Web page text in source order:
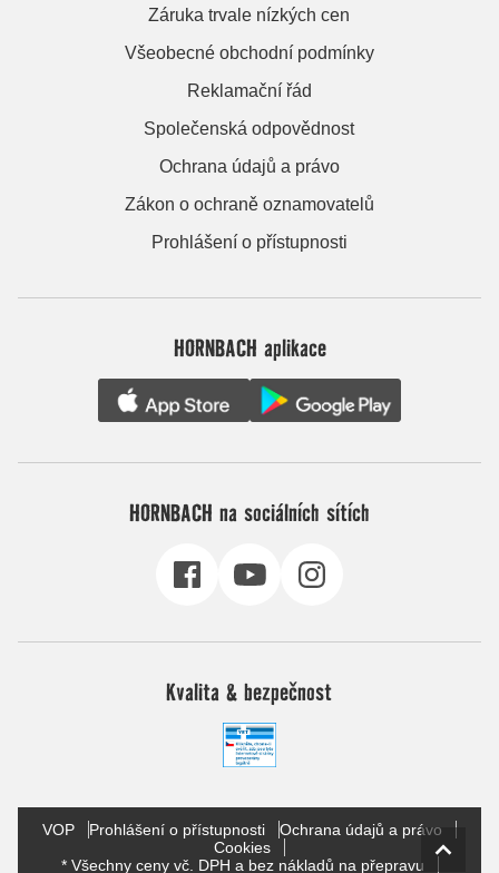
Záruka trvale nízkých cen
Všeobecné obchodní podmínky
Reklamační řád
Společenská odpovědnost
Ochrana údajů a právo
Zákon o ochraně oznamovatelů
Prohlášení o přístupnosti
HORNBACH aplikace
HORNBACH na sociálních sítích
Kvalita & bezpečnost
VOP Prohlášení o přístupnosti
Ochrana údajů a právo
Cookies
* Všechny ceny vč. DPH a bez nákladů na přepravu